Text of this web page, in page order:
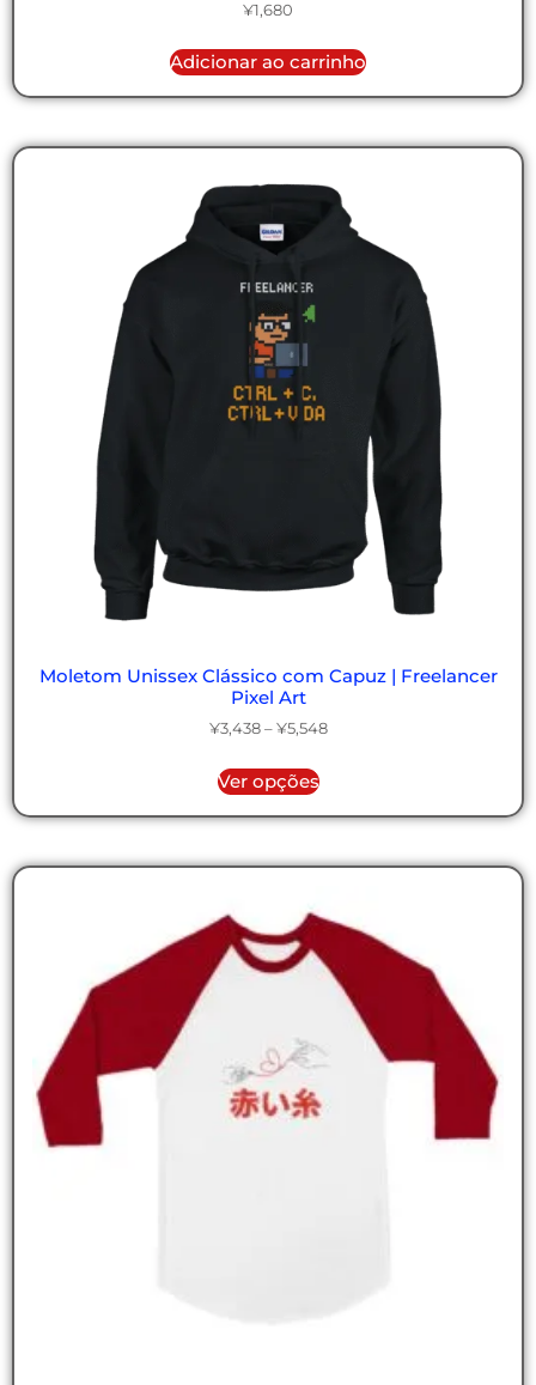
¥1,680
Adicionar ao carrinho
Moletom Unissex Clássico com Capuz | Freelancer
Pixel Art
¥3,438 – ¥5,548
Ver opções